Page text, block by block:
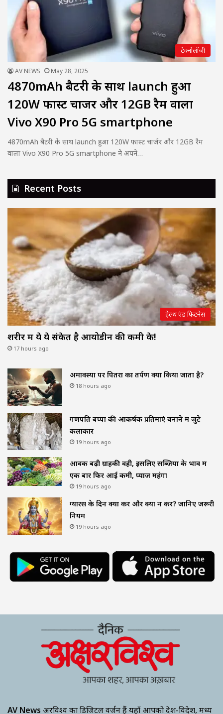
टेक्नोलॉजी
AV NEWS May 28, 2025
4870mAh बैटरी के साथ launch हुआ
120W फास्ट चार्जर और 12GB रैम वाला
Vivo X90 Pro 5G smartphone
4870mAh बैटरी के साथ launch हुआ 120W फास्ट चार्जर और 12GB रैम
वाला Vivo X90 Pro 5G smartphone ने अपने…
Recent Posts
हेल्थ एंड फिटनेस
शरीर में ये ये संकेत है आयोडीन की कमी के!
17 hours ago
अमावस्या पर पितरों का तर्पण क्यों किया जाता है?
18 hours ago
गणपति बप्पा की आकर्षक प्रतिमाएं बनाने में जुटे
कलाकार
19 hours ago
आवक बढ़ी ग्राहकी वही, इसलिए सब्जियों के भाव में
एक बार फिर आई कमी, प्याज महंगा
19 hours ago
ग्यारस के दिन क्या करें और क्या न करें? जानिए जरूरी
नियम
19 hours ago
AV News अक्षरविश्व का डिजिटल वर्जन हैं यहाँ आपको देश-विदेश, मध्य